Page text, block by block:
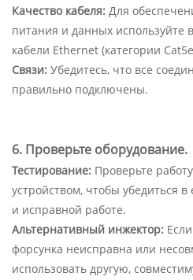
Качество кабеля: Для
питания и данных используйте
кабели Ethernet (категории
Связи: Убедитесь, что все
правильно подключены.
6. Проверьте оборудование.
Тестирование: Проверьте
устройством, чтобы убедиться
и исправной работе.
Альтернативный инжектор:
форсунка неисправна или
использовать другую,